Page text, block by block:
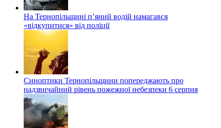
На Тернопільщині п’яний водій намагався
«відкупитися» від поліції
Синоптики Тернопільщини попереджають про
надзвичайний рівень пожежної небезпеки 6 серпня